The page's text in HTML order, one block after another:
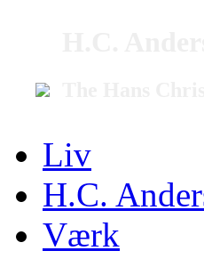
Liv
H.C.
Værk